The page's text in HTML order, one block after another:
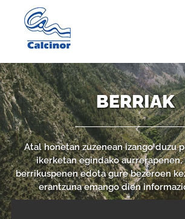
BERRIAK
Atal honetan zuzenean izango duzu
ikerketan egindako
berrikuspenen edota gure bezeroen
erantzuna emango dien